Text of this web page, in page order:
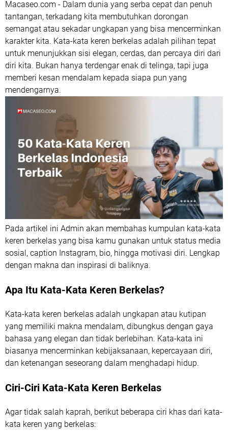
Macaseo.com - Dalam dunia yang serba cepat dan penuh
tantangan, terkadang kita membutuhkan dorongan
semangat atau sekadar ungkapan yang bisa mencerminkan
karakter kita. Kata-kata keren berkelas adalah pilihan tepat
untuk menunjukkan sisi elegan, cerdas, dan percaya diri dari
diri kita. Bukan hanya terdengar enak di telinga, tapi juga
memberi kesan mendalam kepada siapa pun yang
mendengarnya.
Pada artikel ini Admin akan membahas kumpulan kata-kata
keren berkelas yang bisa kamu gunakan untuk status media
sosial, caption Instagram, bio, hingga motivasi diri. Lengkap
dengan makna dan inspirasi di baliknya.
Apa Itu Kata-Kata Keren Berkelas?
Kata-kata keren berkelas adalah ungkapan atau kutipan
yang memiliki makna mendalam, dibungkus dengan gaya
bahasa yang elegan dan tidak berlebihan. Kata-kata ini
biasanya mencerminkan kebijaksanaan, kepercayaan diri,
dan ketenangan seseorang dalam menghadapi hidup.
Ciri-Ciri Kata-Kata Keren Berkelas
Agar tidak salah kaprah, berikut beberapa ciri khas dari kata-
kata keren yang berkelas: